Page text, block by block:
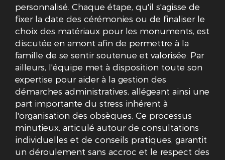
personnalisé. Chaque étape, qu'il s'agisse de
fixer la date des cérémonies ou de finaliser le
choix des matériaux pour les monuments, est
discutée en amont afin de permettre à la
famille de se sentir soutenue et valorisée. Par
ailleurs, l'équipe met à disposition toute son
expertise pour aider à la gestion des
démarches administratives, allégeant ainsi une
part importante du stress inhérent à
l'organisation des obsèques. Ce processus
minutieux, articulé autour de consultations
individuelles et de conseils pratiques, garantit
un déroulement sans accroc et le respect des